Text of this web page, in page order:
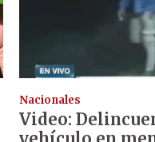
Nacionales
Video: